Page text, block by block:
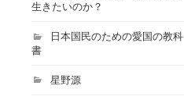
生きたいのか？
日本国民のための愛国の教科
書
星野源